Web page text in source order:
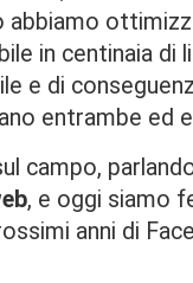
in centinaia di
e di
entrambe ed
campo,
, e oggi siamo
anni di